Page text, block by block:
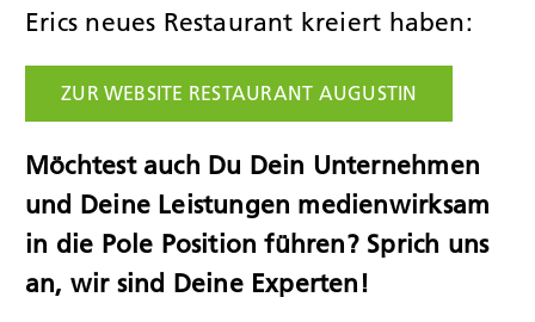
Erics neues Restaurant kreiert haben:
ZUR WEBSITE RESTAURANT AUGUSTIN
Möchtest auch Du Dein Unternehmen
und Deine Leistungen medienwirksam
in die Pole Position führen? Sprich uns
an, wir sind Deine Experten!